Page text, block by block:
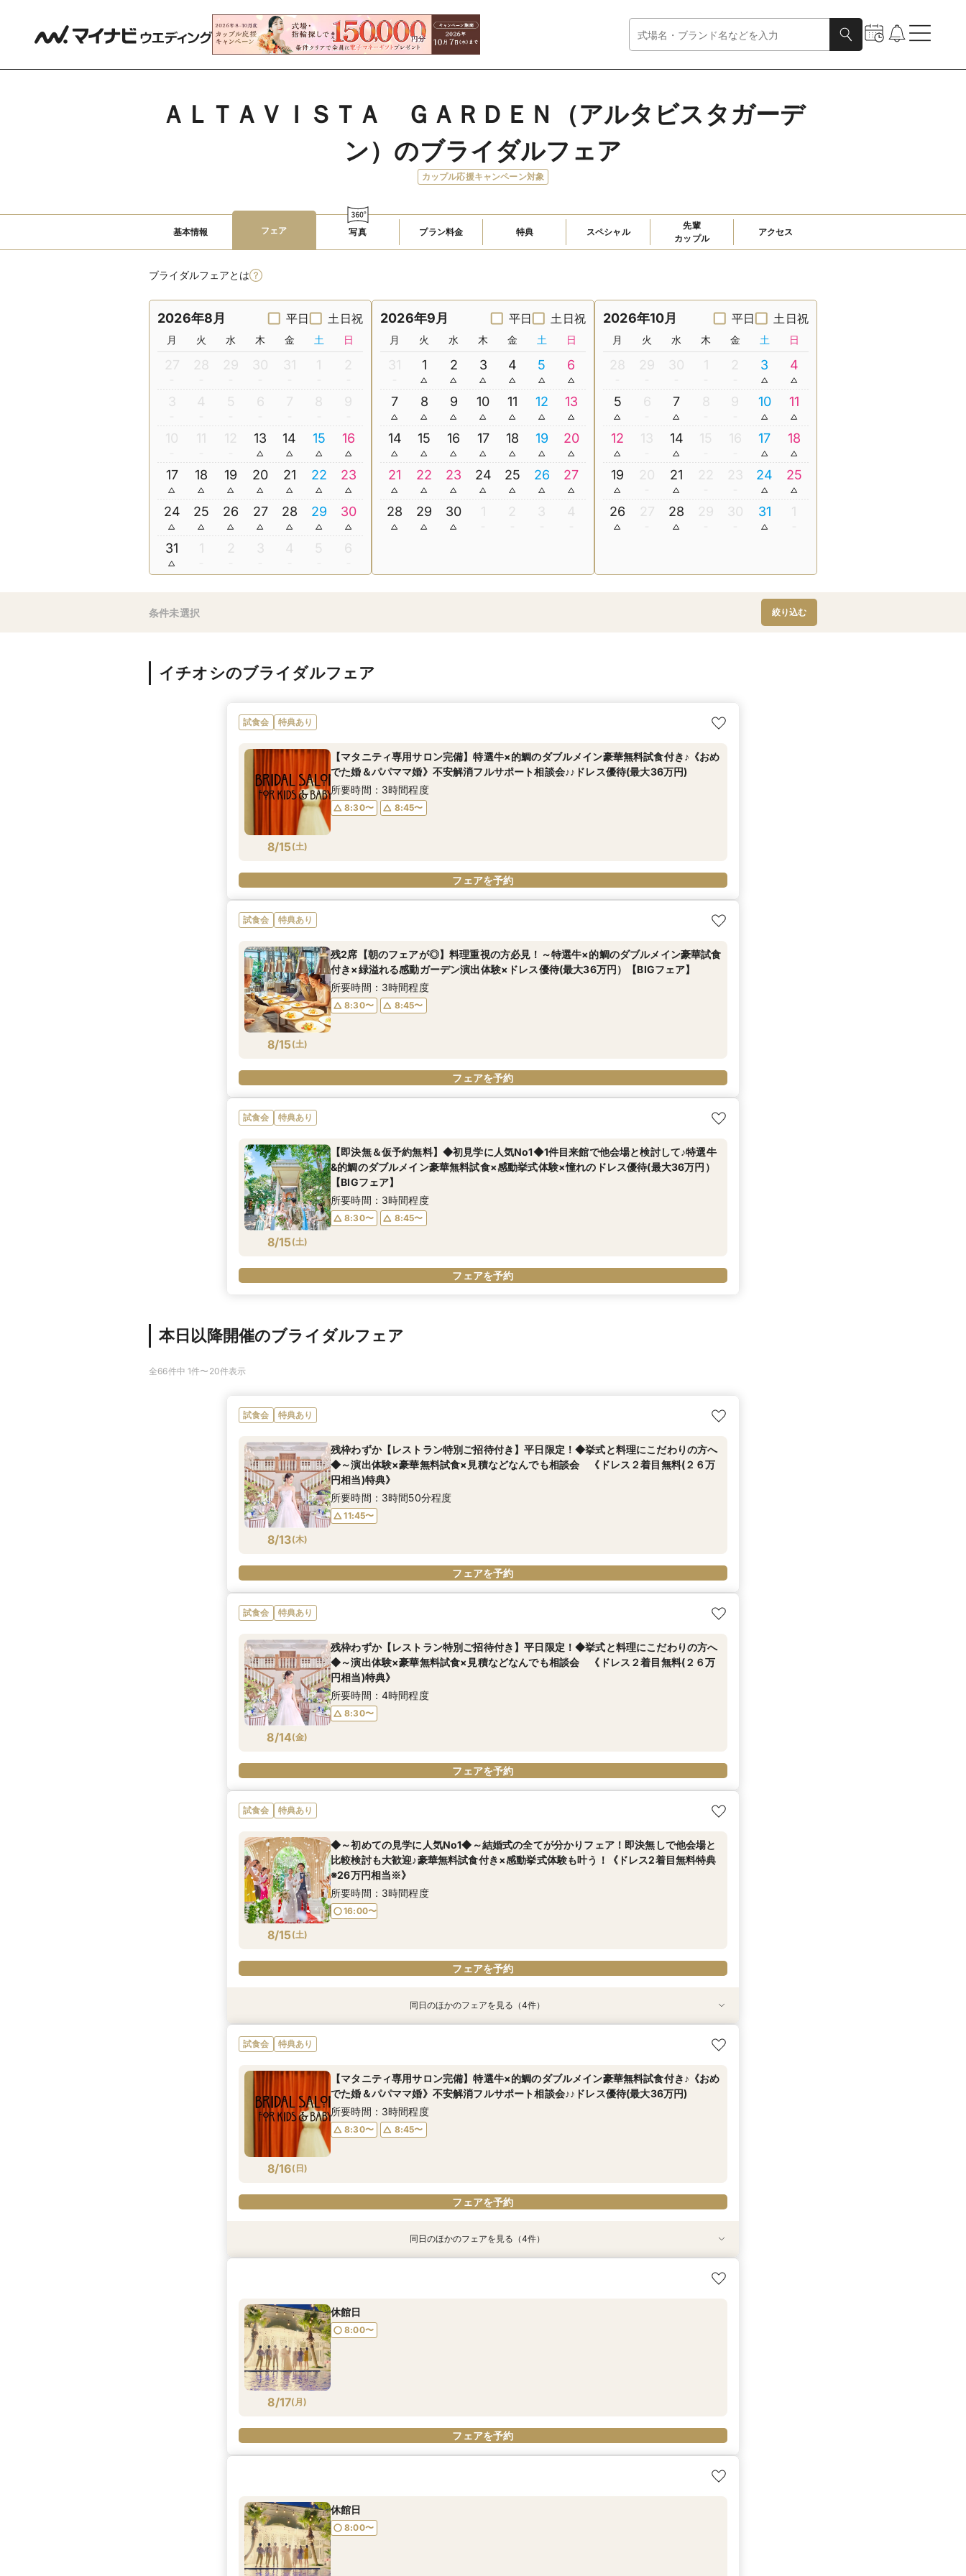
ＡＬＴＡＶＩＳＴＡ　ＧＡＲＤＥＮ（アルタビスタガーデ
ン）のブライダルフェア
カップル応援キャンペーン対象
基本情報 フェア 写真 プラン料金 特典 スペシャル
先輩
カップル
アクセス
ブライダルフェアとは
2026年8月 平日 土日祝
月 火 水 木 金 土 日
27 28 29 30 31 1 2
3 4 5 6 7 8 9
10 11 12 13 14 15 16
17 18 19 20 21 22 23
24 25 26 27 28 29 30
31 1 2 3 4 5 6
2026年9月 平日 土日祝
月 火 水 木 金 土 日
31 1 2 3 4 5 6
7 8 9 10 11 12 13
14 15 16 17 18 19 20
21 22 23 24 25 26 27
28 29 30 1 2 3 4
2026年10月 平日 土日祝
月 火 水 木 金 土 日
28 29 30 1 2 3 4
5 6 7 8 9 10 11
12 13 14 15 16 17 18
19 20 21 22 23 24 25
26 27 28 29 30 31 1
条件未選択 絞り込む
イチオシのブライダルフェア
試食会 特典あり
8/15(土)
【マタニティ専用サロン完備】特選牛×的鯛のダブルメイン豪華無料試食付き♪《おめ
でた婚＆パパママ婚》不安解消フルサポート相談会♪♪ドレス優待(最大36万円)
所要時間：3時間程度
8:30〜 8:45〜
フェアを予約
試食会 特典あり
8/15(土)
残2席【朝のフェアが◎】料理重視の方必見！～特選牛×的鯛のダブルメイン豪華試食
付き×緑溢れる感動ガーデン演出体験×ドレス優待(最大36万円）【BIGフェア】
所要時間：3時間程度
8:30〜 8:45〜
フェアを予約
試食会 特典あり
8/15(土)
【即決無＆仮予約無料】◆初見学に人気No1◆1件目来館で他会場と検討して♪特選牛
&的鯛のダブルメイン豪華無料試食×感動挙式体験×憧れのドレス優待(最大36万円）
【BIGフェア】
所要時間：3時間程度
8:30〜 8:45〜
フェアを予約
本日以降開催のブライダルフェア
全66件中 1件〜20件表示
試食会 特典あり
8/13(木)
残枠わずか【レストラン特別ご招待付き】平日限定！◆挙式と料理にこだわりの方へ
◆～演出体験×豪華無料試食×見積などなんでも相談会 《ドレス２着目無料(２６万
円相当)特典》
所要時間：3時間50分程度
11:45〜
フェアを予約
試食会 特典あり
8/14(金)
残枠わずか【レストラン特別ご招待付き】平日限定！◆挙式と料理にこだわりの方へ
◆～演出体験×豪華無料試食×見積などなんでも相談会 《ドレス２着目無料(２６万
円相当)特典》
所要時間：4時間程度
8:30〜
フェアを予約
試食会 特典あり
8/15(土)
◆～初めての見学に人気No1◆～結婚式の全てが分かりフェア！即決無しで他会場と
比較検討も大歓迎♪豪華無料試食付き×感動挙式体験も叶う！《ドレス2着目無料特典
※26万円相当※》
所要時間：3時間程度
16:00〜
フェアを予約
土)
【マタニティ専用サロン完備】特選牛×的鯛のダブルメイン豪華無料試食付き♪《おめ
所要時間：3時間程度
8:30〜 8:45〜
土)
残2席【朝のフェアが◎】料理重視の方必見！～特選牛×的鯛のダブルメイン豪華試食
所要時間：3時間程度
8:30〜 8:45〜
土)
【即決無＆仮予約無料】◆初見学に人気No1◆1件目来館で他会場と検討して♪特選牛
【BIGフェア】
所要時間：3時間程度
8:30〜 8:45〜
土)
《AM限定で本番直前の会場を見学》【１５０万優待×料理重視◎(３万試食)】特選牛
所要時間：3時間程度
8:30〜 8:45〜
同日のほかのフェアを見る（4件）
試食会 特典あり
8/16( 日)
【マタニティ専用サロン完備】特選牛×的鯛のダブルメイン豪華無料試食付き♪《おめ
でた婚＆パパママ婚》不安解消フルサポート相談会♪♪ドレス優待(最大36万円)
所要時間：3時間程度
8:30〜 8:45〜
フェアを予約
8/16(日)
残2席【朝のフェアが◎】料理重視の方必見！～特選牛×的鯛のダブルメイン豪華試食
所要時間：3時間程度
8:30〜
8/16(日)
【即決無＆仮予約無料】◆初見学に人気No1◆1件目来館で他会場と検討して♪特選牛
【BIGフェア】
所要時間：3時間程度
8:30〜
8/16(日)
《AM限定で本番直前の会場を見学》当館人気No１【豪華３万試食＆１５大特典】特
所要時間：3時間程度
8:30〜
8/16(日)
≪組数限定≫豪華無料試食付き・緑・水あふれる感動ガーデン演出体験フェア！憧れ
所要時間：3時間程度
14:00〜
同日のほかのフェアを見る（4件）
8/17( 月)
休館日
8:00〜
フェアを予約
休館日
8:00〜